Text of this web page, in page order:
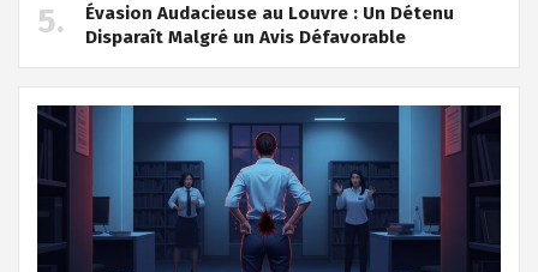
Évasion Audacieuse au Louvre : Un Détenu
Disparaît Malgré un Avis Défavorable